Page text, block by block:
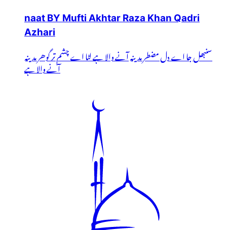
naat BY Mufti Akhtar Raza Khan Qadri
Azhari
سنبھل جا اے دل مضطر مدینہ آنے والا ہے لٹا اے چشم تر گوھر مدینہ
آنے والا ہے